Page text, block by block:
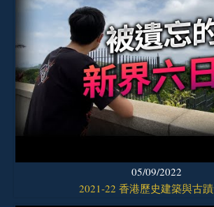
05/09/2022
2021-22 香港歷史建築與古